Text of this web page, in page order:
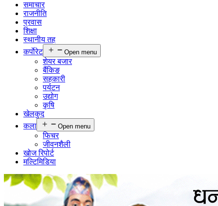
समाचार
राजनीति
प्रवास
शिक्षा
स्थानीय तह
कर्पाेरेट
Open menu
शेयर बजार
बैंकिङ
सहकारी
पर्यटन
उद्योग
कृषि
खेलकुद
कला
Open menu
फिचर
जीवनशैली
खोज रिपोर्ट
मल्टिमिडिया